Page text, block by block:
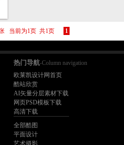
张 当前为1页 共1页 1
热门导航-Column navigation
欧莱凯设计网首页
酷站欣赏
AI矢量分层素材下载
网页PSD模板下载
高清下载
全部酷图
平面设计
艺术摄影